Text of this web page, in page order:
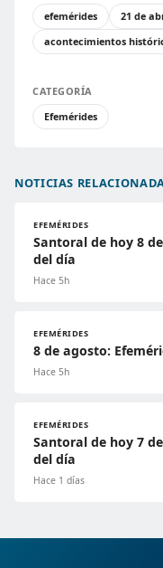
efemérides
21 de
acontecimientos
CATEGORÍA
Efemérides
NOTICIAS
EFEMÉRIDES
Santoral de hoy 8
del día
Hace 5h
EFEMÉRIDES
8 de agosto:
Hace 5h
EFEMÉRIDES
Santoral de hoy 7
del día
Hace 1 días